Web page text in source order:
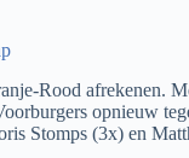
Rood afrekenen.
opnieuw
Stomps (3x) en